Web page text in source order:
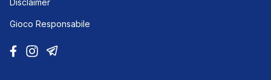
Gioco Responsabile